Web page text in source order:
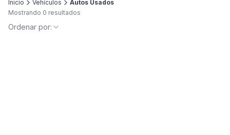
Inicio Vehículos
Autos Usados
Mostrando 0 resultados
Ordenar por: